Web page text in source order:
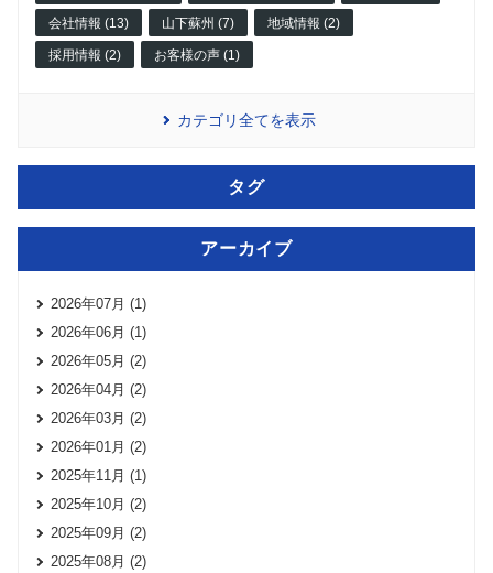
会社情報 (13) 山下蘇州 (7) 地域情報 (2)
採用情報 (2) お客様の声 (1)
カテゴリ全てを表示
タグ
アーカイブ
2026年07月 (1)
2026年06月 (1)
2026年05月 (2)
2026年04月 (2)
2026年03月 (2)
2026年01月 (2)
2025年11月 (1)
2025年10月 (2)
2025年09月 (2)
2025年08月 (2)